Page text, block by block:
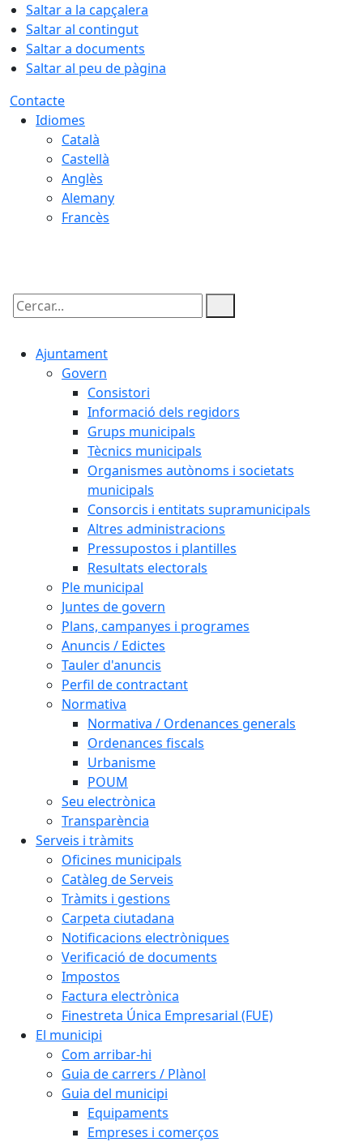
Saltar a la capçalera
Saltar al contingut
Saltar a documents
Saltar al peu de pàgina
Contacte
Idiomes
Català
Castellà
Anglès
Alemany
Francès
Cercar:
Ajuntament
Govern
Consistori
Informació dels regidors
Grups municipals
Tècnics municipals
Organismes autònoms i societats
municipals
Consorcis i entitats supramunicipals
Altres administracions
Pressupostos i plantilles
Resultats electorals
Ple municipal
Juntes de govern
Plans, campanyes i programes
Anuncis / Edictes
Tauler d'anuncis
Perfil de contractant
Normativa
Normativa / Ordenances generals
Ordenances fiscals
Urbanisme
POUM
Seu electrònica
Transparència
Serveis i tràmits
Oficines municipals
Catàleg de Serveis
Tràmits i gestions
Carpeta ciutadana
Notificacions electròniques
Verificació de documents
Impostos
Factura electrònica
Finestreta Única Empresarial (FUE)
El municipi
Com arribar-hi
Guia de carrers / Plànol
Guia del municipi
Equipaments
Empreses i comerços